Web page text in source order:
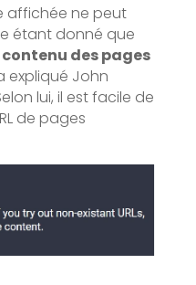
affichée ne peut
étant donné que
contenu des pages
expliqué John
lui, il est facile de
de pages